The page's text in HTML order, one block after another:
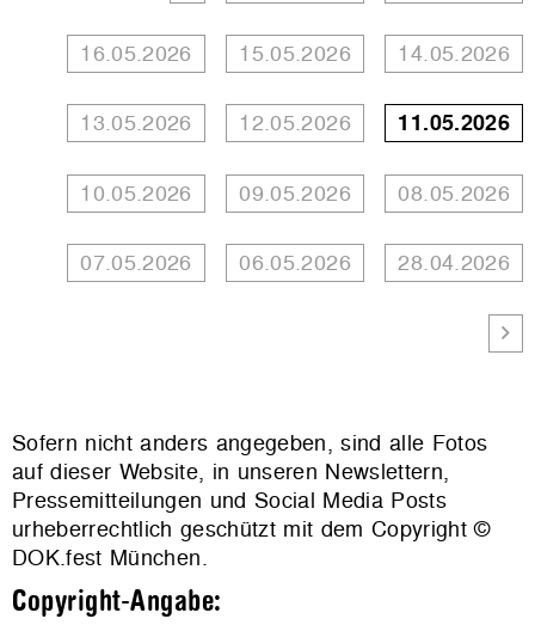
16.05.2026 15.05.2026 14.05.2026
13.05.2026 12.05.2026 11.05.2026
10.05.2026 09.05.2026 08.05.2026
07.05.2026 06.05.2026 28.04.2026
Sofern nicht anders angegeben, sind alle Fotos
auf dieser Website, in unseren Newslettern,
Pressemitteilungen und Social Media Posts
urheberrechtlich geschützt mit dem Copyright ©
DOK.fest München.
Copyright-Angabe: